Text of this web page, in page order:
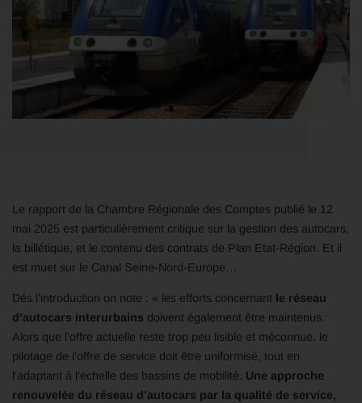
Le rapport de la Chambre Régionale des Comptes publié le 12
mai 2025 est particulièrement critique sur la gestion des autocars,
la billétique, et le contenu des contrats de Plan Etat-Région. Et il
est muet sur le Canal Seine-Nord-Europe…
Dés l’introduction on note : « les efforts concernant le réseau
d’autocars interurbains doivent également être maintenus.
Alors que l’offre actuelle reste trop peu lisible et méconnue, le
pilotage de l’offre de service doit être uniformisé, tout en
l’adaptant à l’échelle des bassins de mobilité. Une approche
renouvelée du réseau d’autocars par la qualité de service,